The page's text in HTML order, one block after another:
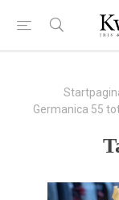
Germanica 55